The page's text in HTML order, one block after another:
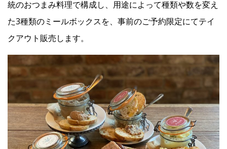
Recruit
Facebook
JP EN
統のおつまみ料理で構成し、用途によって種類や数を変え
た3種類のミールボックスを、事前のご予約限定にてテイ
クアウト販売します。